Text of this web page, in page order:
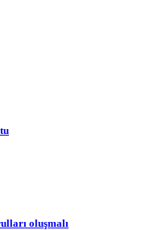
oluşmalı